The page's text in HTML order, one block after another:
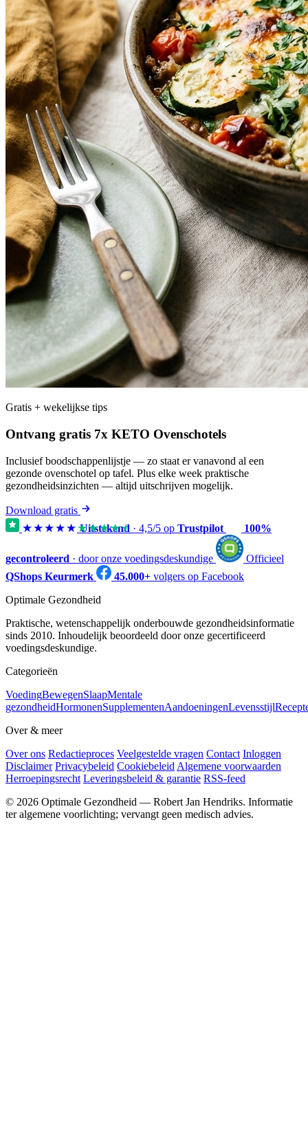
Gratis + wekelijkse tips
Ontvang gratis 7x KETO Ovenschotels
Inclusief boodschappenlijstje — zo staat er vanavond al een
gezonde ovenschotel op tafel. Plus elke week praktische
gezondheidsinzichten — altijd uitschrijven mogelijk.
Download gratis
★★★★★★★★★★
Uitstekend · 4,5/5 op Trustpilot 100%
gecontroleerd · door onze voedingsdeskundige
Officieel
QShops Keurmerk
45.000+ volgers op Facebook
Optimale Gezondheid
Praktische, wetenschappelijk onderbouwde gezondheidsinformatie
sinds 2010. Inhoudelijk beoordeeld door onze gecertificeerd
voedingsdeskundige.
Categorieën
VoedingBewegenSlaapMentale
gezondheidHormonenSupplementenAandoeningenLevensstijl
Over & meer
Over ons Redactieproces Veelgestelde vragen Contact Inloggen
Disclaimer Privacybeleid Cookiebeleid Algemene voorwaarden
Herroepingsrecht Leveringsbeleid & garantie RSS-feed
© 2026 Optimale Gezondheid — Robert Jan Hendriks. Informatie
ter algemene voorlichting; vervangt geen medisch advies.